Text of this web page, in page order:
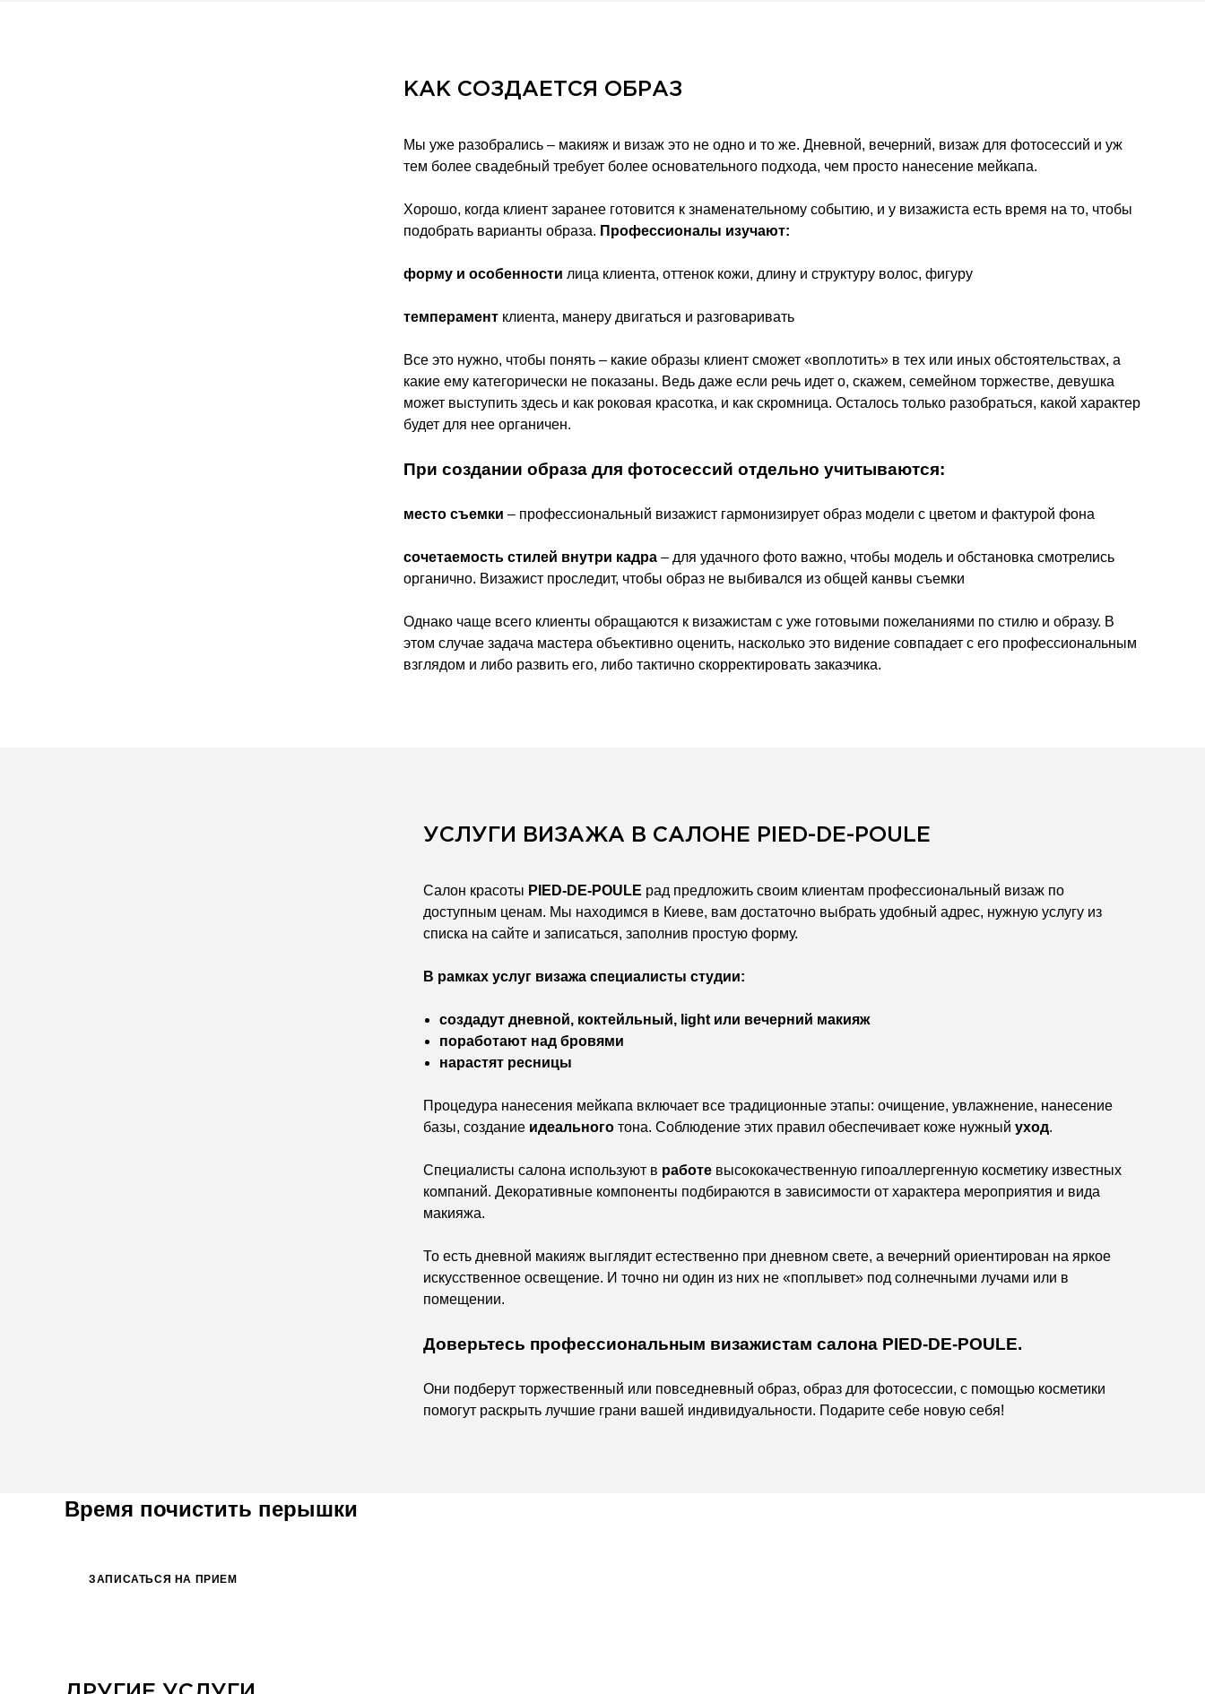
КАК СОЗДАЕТСЯ ОБРАЗ
Мы уже разобрались – макияж и визаж это не одно и то же. Дневной, вечерний, визаж для фотосессий и уж
тем более свадебный требует более основательного подхода, чем просто нанесение мейкапа.
Хорошо, когда клиент заранее готовится к знаменательному событию, и у визажиста есть время на то, чтобы
подобрать варианты образа. Профессионалы изучают:
форму и особенности лица клиента, оттенок кожи, длину и структуру волос, фигуру
темпераментклиента, манеру двигаться и разговаривать
Все это нужно, чтобы понять – какие образы клиент сможет «воплотить» в тех или иных обстоятельствах, а
какие ему категорически не показаны. Ведь даже если речь идет о, скажем, семейном торжестве, девушка
может выступить здесь и как роковая красотка, и как скромница. Осталось только разобраться, какой характер
будет для нее органичен.
При создании образа для фотосессий отдельно учитываются:
место съемки – профессиональный визажист гармонизирует образ модели с цветом и фактурой фона
сочетаемость стилей внутри кадра– для удачного фото важно, чтобы модель и обстановка смотрелись
органично. Визажист проследит, чтобы образ не выбивался из общей канвы съемки
Однако чаще всего клиенты обращаются к визажистам с уже готовыми пожеланиями по стилю и образу. В
этом случае задача мастера объективно оценить, насколько это видение совпадает с его профессиональным
взглядом и либо развить его, либо тактично скорректировать заказчика.
УСЛУГИ ВИЗАЖА В САЛОНЕ PIED-DE-POULE
Салон красоты PIED-DE-POULE рад предложить своим клиентам профессиональный визаж по
доступным ценам. Мы находимся в Киеве, вам достаточно выбрать удобный адрес, нужную услугу из
списка на сайте и записаться, заполнив простую форму.
В рамках услуг визажа специалисты студии:
создадут дневной, коктейльный, light или вечерний макияж
поработают над бровями
нарастят ресницы
Процедура нанесения мейкапа включает все традиционные этапы: очищение, увлажнение, нанесение
базы, создание идеального тона. Соблюдение этих правил обеспечивает коже нужный уход.
Специалисты салона используют в работе высококачественную гипоаллергенную косметику известных
компаний. Декоративные компоненты подбираются в зависимости от характера мероприятия и вида
макияжа.
То есть дневной макияж выглядит естественно при дневном свете, а вечерний ориентирован на яркое
искусственное освещение. И точно ни один из них не «поплывет» под солнечными лучами или в
помещении.
Доверьтесь профессиональным визажистам салона PIED-DE-POULE.
Они подберут торжественный или повседневный образ, образ для фотосессии, с помощью косметики
помогут раскрыть лучшие грани вашей индивидуальности. Подарите себе новую себя!
Время почистить перышки
ЗАПИСАТЬСЯ НА ПРИЕМ